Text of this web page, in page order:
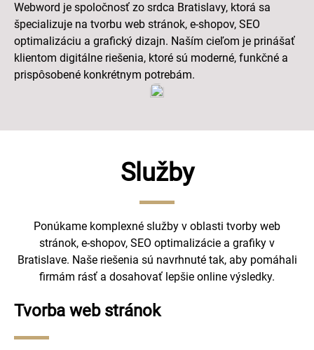
Webword je spoločnosť zo srdca Bratislavy, ktorá sa
špecializuje na tvorbu web stránok, e-shopov, SEO
optimalizáciu a grafický dizajn. Naším cieľom je prinášať
klientom digitálne riešenia, ktoré sú moderné, funkčné a
prispôsobené konkrétnym potrebám.
Služby
Ponúkame komplexné služby v oblasti tvorby web
stránok, e-shopov, SEO optimalizácie a grafiky v
Bratislave. Naše riešenia sú navrhnuté tak, aby pomáhali
firmám rásť a dosahovať lepšie online výsledky.
Tvorba web stránok